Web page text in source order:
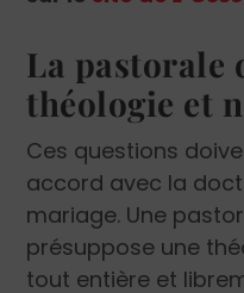
La pastorale
théologie et
Ces questions
accord avec la
mariage. Une
présuppose une
tout entière et